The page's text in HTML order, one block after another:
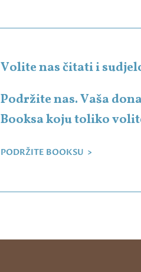
Volite nas čitati i
Podržite nas. Vaša
Booksa koju toliko
PODRŽITE BOOKSU >